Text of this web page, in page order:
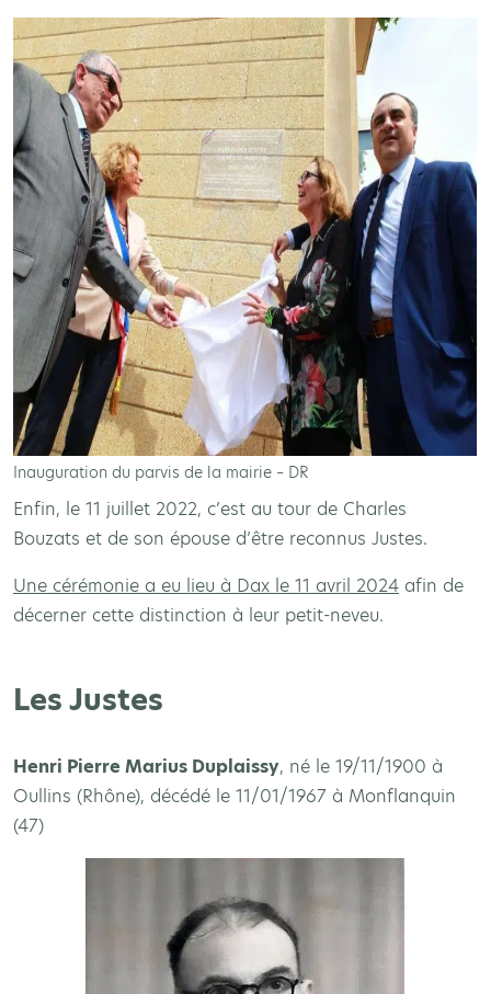
Inauguration du parvis de la mairie – DR
Enfin, le 11 juillet 2022, c’est au tour de Charles
Bouzats et de son épouse d’être reconnus Justes.
Une cérémonie a eu lieu à Dax le 11 avril 2024 afin de
décerner cette distinction à leur petit-neveu.
Les Justes
Henri Pierre Marius Duplaissy, né le 19/11/1900 à
Oullins (Rhône), décédé le 11/01/1967 à Monflanquin
(47)